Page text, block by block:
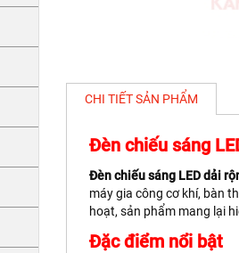
CHI TIẾT SẢN PHẨM
Đèn chiếu sáng
Đèn chiếu sáng LED dải
máy gia công cơ khí, bàn
hoạt, sản phẩm mang lại
Đặc điểm nổi bật